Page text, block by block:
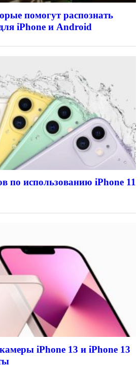
помогут распознать
iPhone и Android
по использованию iPhone 11
iPhone 13 и iPhone 13